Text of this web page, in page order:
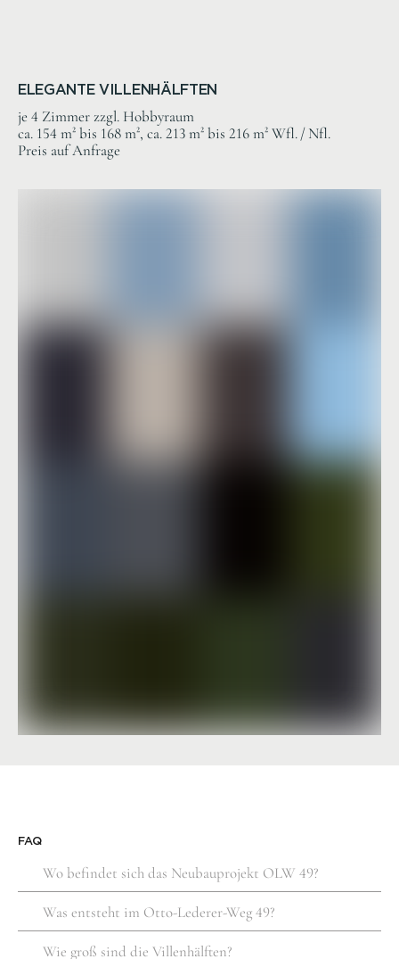
ELEGANTE VILLENHÄLFTEN
je 4 Zimmer zzgl. Hobbyraum
ca. 154 m² bis 168 m², ca. 213 m² bis 216 m² Wfl. / Nfl.
Preis auf Anfrage
FAQ
Wo befindet sich das Neubauprojekt OLW 49?
Was entsteht im Otto-Lederer-Weg 49?
Wie groß sind die Villenhälften?